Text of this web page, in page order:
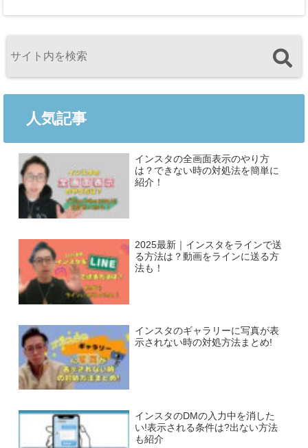
人気記事
インスタの全画面表示のやり方
は？できない時の対処法を簡単に
紹介！
2025最新｜インスタをラインで送
る方法は？動画をラインに送る方
法も！
インスタのギャラリーに写真が表
示されない時の対処方法まとめ!
インスタのDMの入力中を消した
い!表示される条件は?出ない方法
も紹介